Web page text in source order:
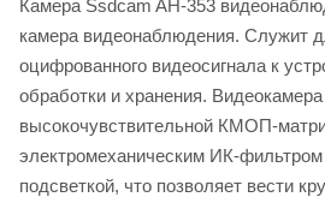
Камера Ssdcam AH-353
камера видеонаблюдения. Служит
оцифрованного видеосигнала к
обработки и хранения.
высокочувствительной КМОП-
электромеханическим ИК-
подсветкой, что позволяет вести